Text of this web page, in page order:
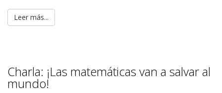
Leer más...
Charla: ¡Las matemáticas van a salvar al
mundo!